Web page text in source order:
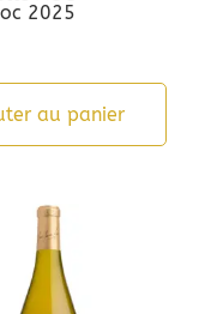
2025
au panier